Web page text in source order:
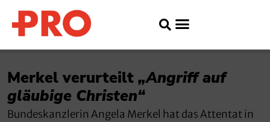
Merkel verurteilt „Angriff auf
gläubige Christen“
Bundeskanzlerin Angela Merkel hat das Attentat in